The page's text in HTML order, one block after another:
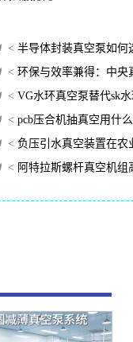
< 半导体封装真空泵如何
< 环保与效率兼得：中央
< VG水环真空泵替代sk
< pcb压合机抽真空用什么
< 负压引水真空装置在农
< 阿特拉斯螺杆真空机组